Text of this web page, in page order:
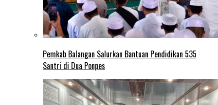
Pemkab Balangan Salurkan Bantuan Pendidikan 535
Santri di Dua Ponpes